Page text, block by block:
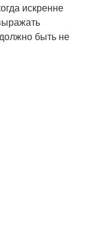
искренне
быть не